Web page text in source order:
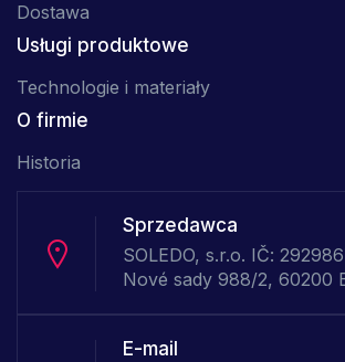
Dostawa
Usługi produktowe
Technologie i materiały
O firmie
Historia
Sprzedawca
SOLEDO, s.r.o. IČ:
Nové sady 988/2, 60200
E-mail